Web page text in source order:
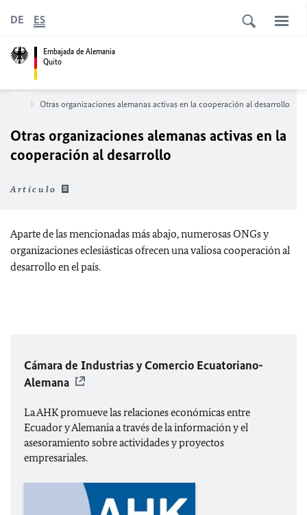
Embajada de Alemania
Quito
DE ES
Otras organizaciones alemanas activas en la cooperación al desarrollo
Otras organizaciones alemanas activas en la
cooperación al desarrollo
Artículo
Aparte de las mencionadas más abajo, numerosas ONGs y
organizaciones eclesiásticas ofrecen una valiosa cooperación al
desarrollo en el país.
Cámara de Industrias y Comercio Ecuatoriano-
Alemana
La AHK promueve las relaciones económicas entre
Ecuador y Alemania a través de la información y el
asesoramiento sobre actividades y proyectos
empresariales.